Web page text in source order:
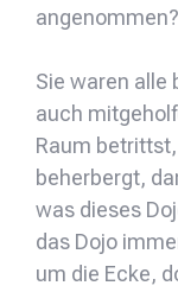
angenommen?
Sie waren alle
auch
Raum
beherbergt,
was dieses
das Dojo
um die Ecke,